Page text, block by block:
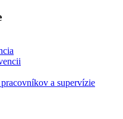
a supervízie